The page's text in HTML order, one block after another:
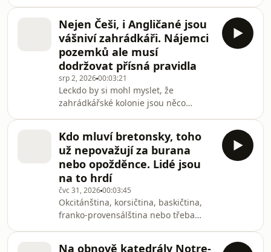
Naše zpravodajka Kateřina Havlíkov
dodnes vyrábějí tradiční likér, jehož
recept si rodiny předávají po
generace. Na sběr těch nejlepších
mají jen několik letních týdnů. Jak to
vypadá, zjišťovala naše zpravodajka
Bára Vránová.Všechny díly podcastu
Zápisník zahraničních zpravodajů
můžete pohodlně poslouchat v
mobilní aplikaci
Nejen Češi, i Angličané jsou
vášniví zahrádkáři. Nájemci
pozemků ale musí
dodržovat přísná pravidla
srp 2, 202600:03:21
Leckdo by si mohl myslet, že
zahrádkářské kolonie jsou něco
řadu evropských zemí a měst.
Dlouhou tradici má i ve Velké Británii.
I tam se kdysi zrodil z nutnosti. Stejně
jako u nás, i v Británii měly
zahrádkářské kolonie na kahánku.
Dnes zažívá zahrádkaření úplnou
renesanci. Do zahrádkářské kolonie v
severním Londýně se vy
Kdo mluví bretonsky, toho
už nepovažují za burana
nebo opožděnce. Lidé jsou
na to hrdí
čvc 31, 202600:03:45
Okcitánština, korsičtina, baskičtina,
franko-provensálština nebo třeba
Na obnově katedrály Notre-